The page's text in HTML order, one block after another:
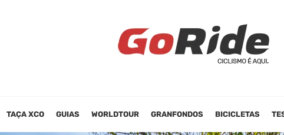
TAÇA XCO GUIAS WORLDTOUR GRANFONDOS BICICLETAS